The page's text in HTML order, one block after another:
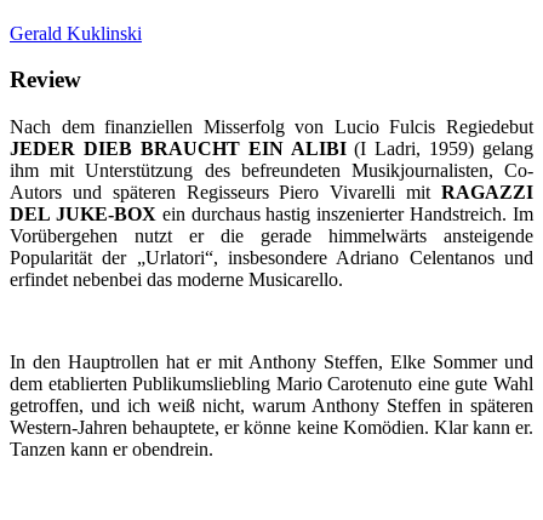
Gerald Kuklinski
Review
Nach dem finanziellen Misserfolg von Lucio Fulcis Regiedebut
JEDER DIEB BRAUCHT EIN ALIBI(I Ladri, 1959) gelang
ihm mit Unterstützung des befreundeten Musikjournalisten, Co-
Autors und späteren Regisseurs Piero Vivarelli mit RAGAZZI
DEL JUKE-BOX ein durchaus hastig inszenierter Handstreich. Im
Vorübergehen nutzt er die gerade himmelwärts ansteigende
Popularität der „Urlatori“, insbesondere Adriano Celentanos und
erfindet nebenbei das moderne Musicarello.
In den Hauptrollen hat er mit Anthony Steffen, Elke Sommer und
dem etablierten Publikumsliebling Mario Carotenuto eine gute Wahl
getroffen, und ich weiß nicht, warum Anthony Steffen in späteren
Western-Jahren behauptete, er könne keine Komödien. Klar kann er.
Tanzen kann er obendrein.